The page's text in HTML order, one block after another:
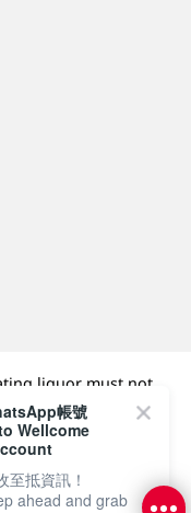
liquor must not
in the course of
人 (18 歲以下人士)
帳號
Wellcome
至抵資訊！
ahead and grab